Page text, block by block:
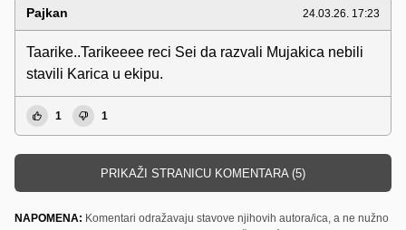
Pajkan 24.03.26. 17:23
Taarike..Tarikeeee reci Sei da razvali Mujakica nebili
stavili Karica u ekipu.
1 1
PRIKAŽI STRANICU KOMENTARA (5)
NAPOMENA: Komentari odražavaju stavove njihovih autora/ica, a ne nužno